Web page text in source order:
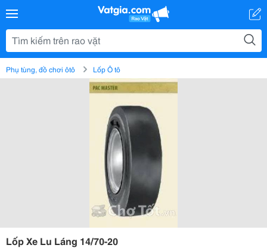
Phụ tùng, đồ chơi ôtô Lốp Ô tô
Lốp Xe Lu Láng 14/70-20